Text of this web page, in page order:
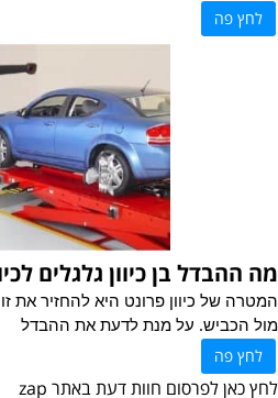
לחץ פה
מה ההבדל בן כיוון גלגלים
המטרה של כיוון פרונט היא להחזיר את
מול הכביש. על מנת לדעת את ההבדל
לחץ פה
לחץ כאן לפרסום חוות דעת באתר zap